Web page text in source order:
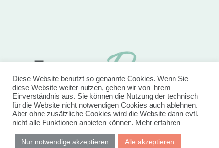
Diese Website benutzt so genannte Cookies. Wenn Sie
diese Website weiter nutzen, gehen wir von Ihrem
Einverständnis aus. Sie können die Nutzung der technisch
für die Website nicht notwendigen Cookies auch ablehnen.
Aber ohne zusätzliche Cookies wird die Website dann evtl.
nicht alle Funktionen anbieten können. Mehr erfahren
Nur notwendige akzeptieren Alle akzeptieren